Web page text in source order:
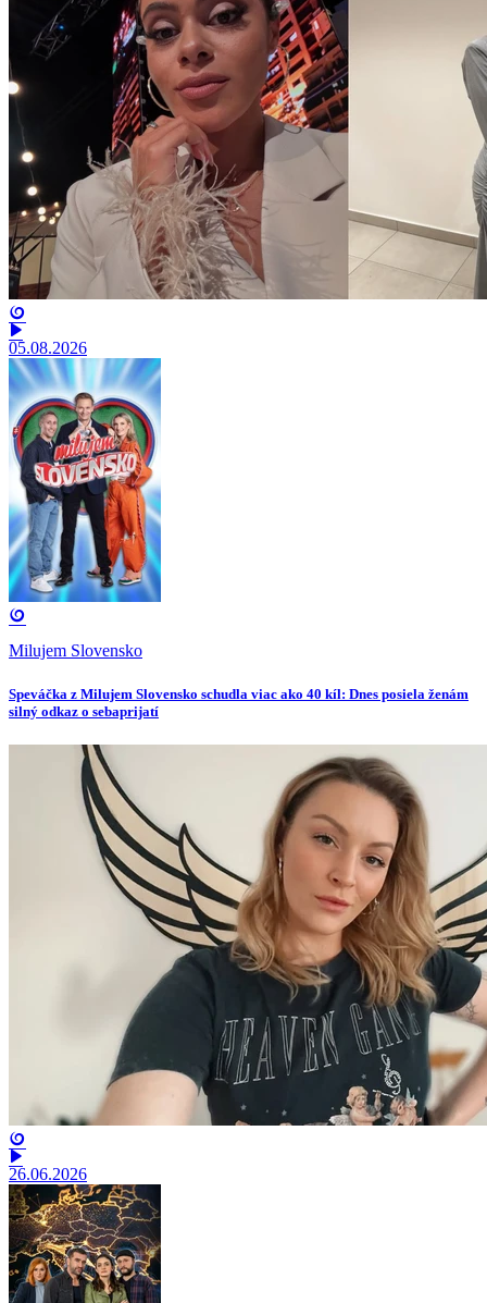
05.08.2026
Milujem Slovensko
Speváčka z Milujem Slovensko schudla viac ako 40 kíl: Dnes posiela ženám
silný odkaz o sebaprijatí
26.06.2026